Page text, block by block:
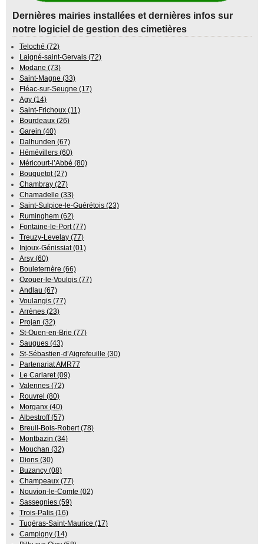
Dernières mairies installées et dernières infos sur
notre logiciel de gestion des cimetières
Teloché (72)
Laigné-saint-Gervais (72)
Modane (73)
Saint-Magne (33)
Fléac-sur-Seugne (17)
Agy (14)
Saint-Frichoux (11)
Bourdeaux (26)
Garein (40)
Dalhunden (67)
Hémévillers (60)
Méricourt-l’Abbé (80)
Bouquetot (27)
Chambray (27)
Chamadelle (33)
Saint-Sulpice-le-Guérétois (23)
Ruminghem (62)
Fontaine-le-Port (77)
Treuzy-Levelay (77)
Injoux-Génissiat (01)
Arsy (60)
Bouleternère (66)
Ozouer-le-Voulgis (77)
Andlau (67)
Voulangis (77)
Arrènes (23)
Projan (32)
St-Ouen-en-Brie (77)
Saugues (43)
St-Sébastien-d’Aigrefeuille (30)
Partenariat AMR77
Le Carlaret (09)
Valennes (72)
Rouvrel (80)
Morganx (40)
Albestroff (57)
Breuil-Bois-Robert (78)
Montbazin (34)
Mouchan (32)
Dions (30)
Buzancy (08)
Champeaux (77)
Nouvion-le-Comte (02)
Sassegnies (59)
Trois-Palis (16)
Tugéras-Saint-Maurice (17)
Campigny (14)